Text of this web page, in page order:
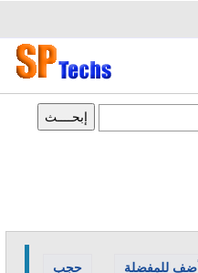
حجب أضف للمفضلة